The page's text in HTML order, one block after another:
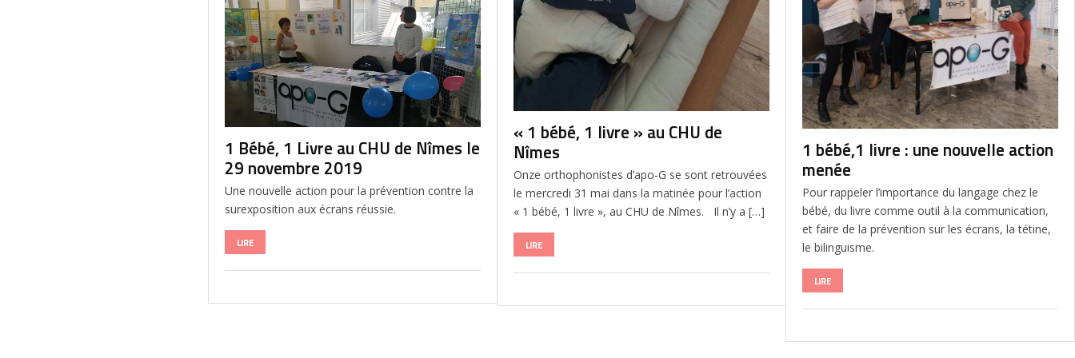
« 1 bébé, 1 livre » au CHU de
Nîmes
Onze orthophonistes d’apo-G se sont retrouvées
le mercredi 31 mai dans la matinée pour l’action
« 1 bébé, 1 livre », au CHU de Nîmes. Il n’y a […]
LIRE
1 bébé,1 livre : une nouvelle action
menée
Pour rappeler l’importance du langage chez le
bébé, du livre comme outil à la communication,
et faire de la prévention sur les écrans, la tétine,
le bilinguisme.
LIRE
1 Bébé, 1 Livre au CHU de Nîmes le
29 novembre 2019
Une nouvelle action pour la prévention contre la
surexposition aux écrans réussie.
LIRE